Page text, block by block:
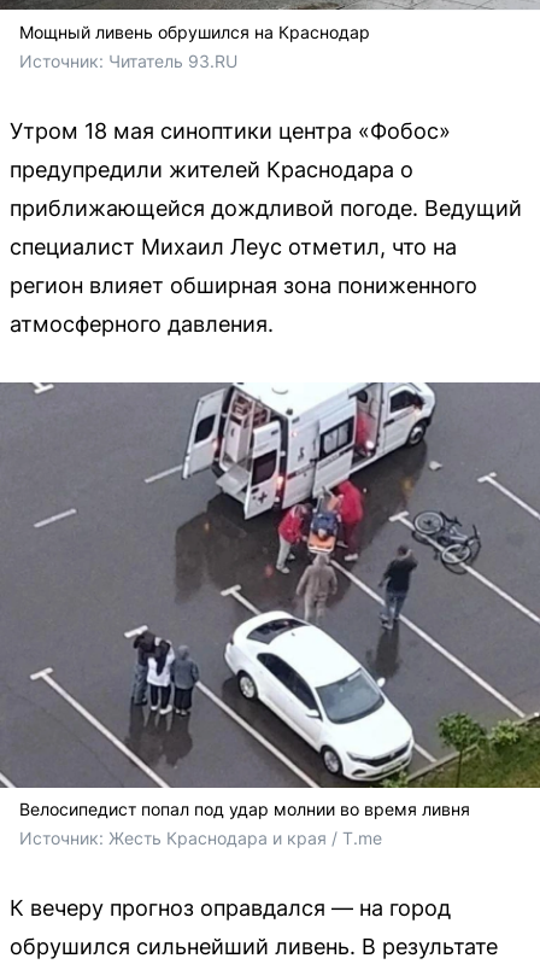
Мощный ливень обрушился на Краснодар
Источник: Читатель 93.RU
Утром 18 мая синоптики центра «Фобос»
предупредили жителей Краснодара о
приближающейся дождливой погоде. Ведущий
специалист Михаил Леус отметил, что на
регион влияет обширная зона пониженного
атмосферного давления.
Велосипедист попал под удар молнии во время ливня
Источник: Жесть Краснодара и края / T.me
К вечеру прогноз оправдался — на город
обрушился сильнейший ливень. В результате